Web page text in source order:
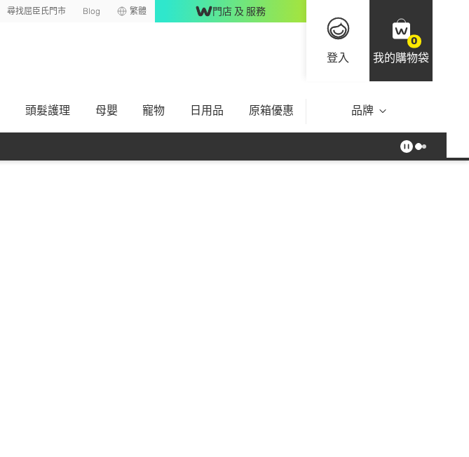
尋找屈臣氏門市 Blog 繁體 門店 及 服務
登入
0
我的購物袋
頭髮護理 母嬰 寵物 日用品 原箱優惠 品牌